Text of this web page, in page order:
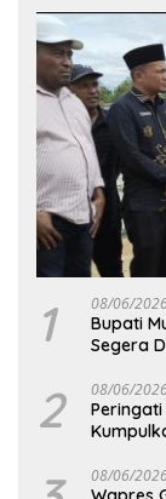
1 08/06/
Bupati
Segera
2 08/06/
Peringati
08/06/